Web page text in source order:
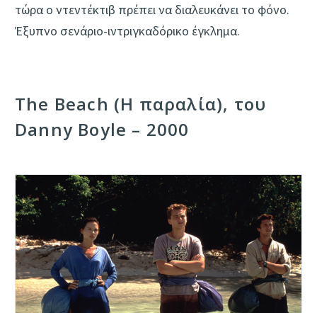
τώρα ο ντεντέκτιβ πρέπει να διαλευκάνει το φόνο.
Έξυπνο σενάριο-ιντριγκαδόρικο έγκλημα.
The Beach (Η παραλία), του
Danny Boyle – 2000